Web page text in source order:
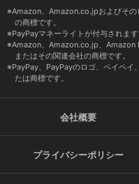
Amazon、Amazon.co.jpおよびそ
の商標です。
PayPayマネーライトが付与されま
Amazon、Amazon.co.jp、Amazon
またはその関連会社の商標です。
PayPay、PayPayのロゴ、ペイペイ
たは商標です。
会社概要
プライバシーポリシー